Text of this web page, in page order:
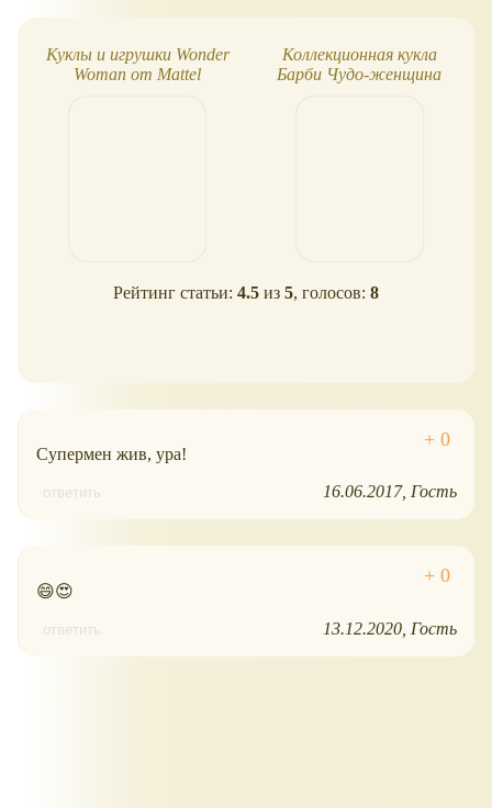
Куклы и игрушки Wonder
Woman от Mattel
Коллекционная кукла
Барби Чудо-женщина
Рейтинг статьи: 4.5 из 5, голосов: 8
Супермен жив, ура!
ответить 16.06.2017 Гость
😄😍
ответить 13.12.2020 Гость